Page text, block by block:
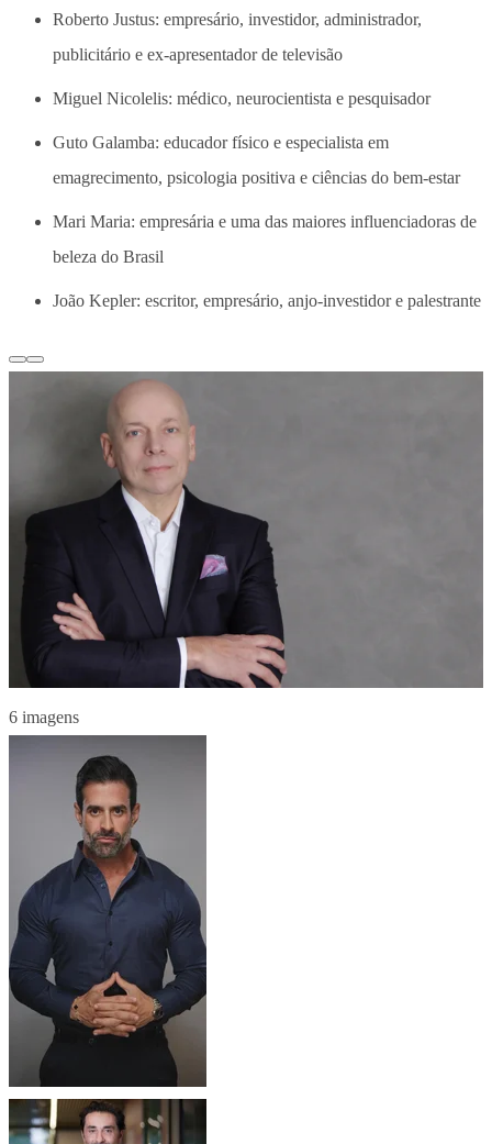
Roberto Justus: empresário, investidor, administrador,
publicitário e ex-apresentador de televisão
Miguel Nicolelis: médico, neurocientista e pesquisador
Guto Galamba: educador físico e especialista em
emagrecimento, psicologia positiva e ciências do bem-estar
Mari Maria: empresária e uma das maiores influenciadoras de
beleza do Brasil
João Kepler: escritor, empresário, anjo-investidor e palestrante
6 imagens